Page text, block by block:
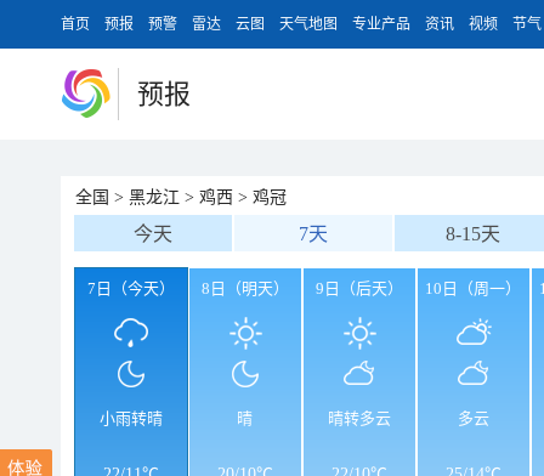
首页 预报 预警 雷达 云图 天气地图 专业产品 资讯 视频 节气
预报
全国 > 黑龙江 > 鸡西 > 鸡冠
今天 7天 8-15天
7日（今天）
小雨转晴
8日（明天）
晴
9日（后天）
晴转多云
10日（周一）
多云